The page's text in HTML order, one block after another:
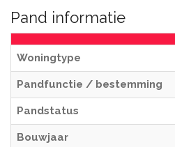
Pand informatie
Woningtype
Pandfunctie / bestemming
Pandstatus
Bouwjaar